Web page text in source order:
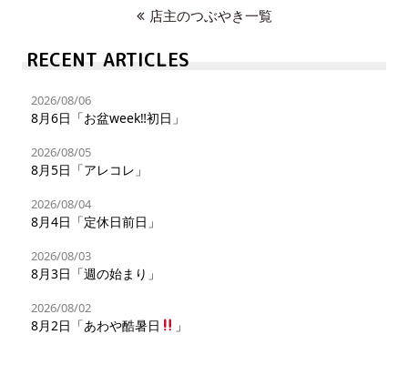
店主のつぶやき一覧
RECENT ARTICLES
2026/08/06
8月6日「お盆week‼︎初日」
2026/08/05
8月5日「アレコレ」
2026/08/04
8月4日「定休日前日」
2026/08/03
8月3日「週の始まり」
2026/08/02
8月2日「あわや酷暑日 」